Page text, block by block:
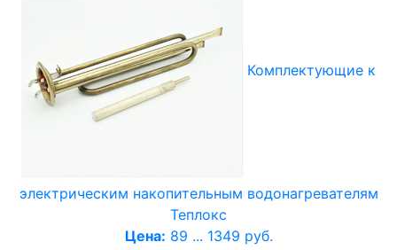
Комплектующие к
электрическим накопительным водонагревателям
Теплокс
Цена: 89 ... 1349 руб.